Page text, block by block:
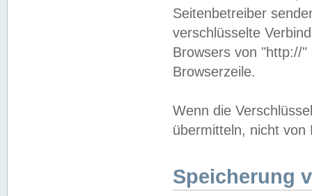
Seitenbetreiber
verschlüsselte
Browsers von "http://
Browserzeile.
Wenn die
übermitteln, nicht von
Speicherung